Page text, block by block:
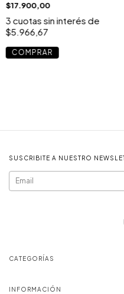
$17.900,00
3 cuotas sin interés de
$5.966,67
COMPRAR
SUSCRIBITE A NUESTRO
CATEGORÍAS
INFORMACIÓN